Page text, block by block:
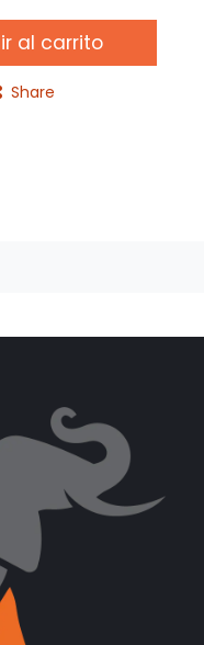
al carrito
Share